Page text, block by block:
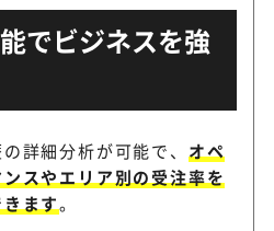
でビジネスを強
詳細分析が可能で、 オペ
スやエリア別の受注率を
きます。